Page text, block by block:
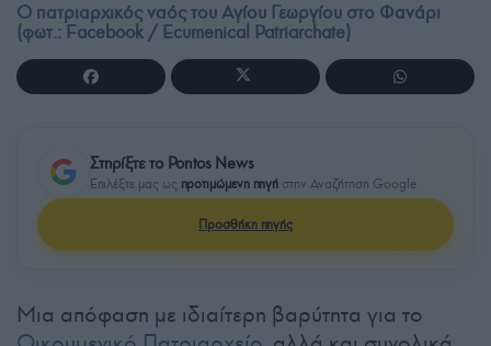
Ο πατριαρχικός ναός του Αγίου Γεωργίου στο Φανάρι
(φωτ.: Facebook / Ecumenical Patriarchate)
Στηρίξτε το Pontos News
Επιλέξτε μας ως προτιμώμενη πηγή στην Αναζήτηση Google
Προσθήκη πηγής
Μια απόφαση με ιδιαίτερη βαρύτητα για το